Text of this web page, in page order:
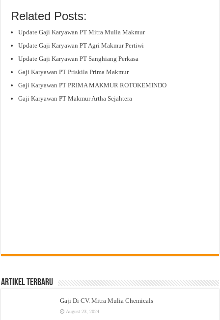
Related Posts:
Update Gaji Karyawan PT Mitra Mulia Makmur
Update Gaji Karyawan PT Agri Makmur Pertiwi
Update Gaji Karyawan PT Sanghiang Perkasa
Gaji Karyawan PT Priskila Prima Makmur
Gaji Karyawan PT PRIMA MAKMUR ROTOKEMINDO
Gaji Karyawan PT Makmur Artha Sejahtera
Artikel Terbaru
Gaji Di CV. Mitra Mulia Chemicals
August 23, 2024